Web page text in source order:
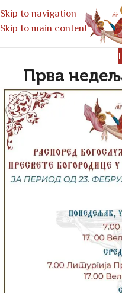
Skip to navigation
Skip to main content
Прва